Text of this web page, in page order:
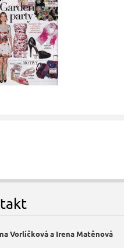
Vorlíčková a Irena Matěnová